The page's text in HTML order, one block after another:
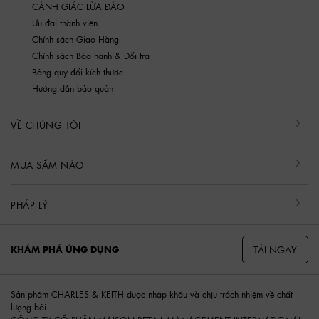
CẢNH GIÁC LỪA ĐẢO
Ưu đãi thành viên
Chính sách Giao Hàng
Chính sách Bảo hành & Đổi trả
Bảng quy đổi kích thước
Hướng dẫn bảo quản
VỀ CHÚNG TÔI
MUA SẮM NÀO
PHÁP LÝ
KHÁM PHÁ ỨNG DỤNG TẢI NGAY
Sản phẩm CHARLES & KEITH được nhập khẩu và chịu trách nhiệm về chất
lượng bởi